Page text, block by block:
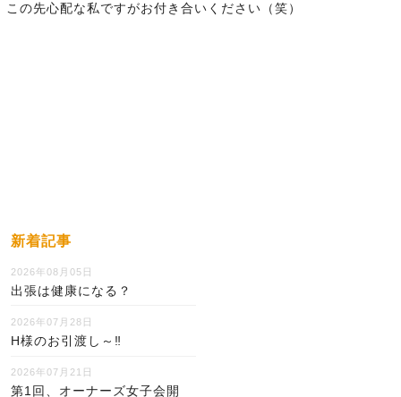
この先心配な私ですがお付き合いください（笑）
新着記事
2026年08月05日
出張は健康になる？
2026年07月28日
H様のお引渡し～‼
2026年07月21日
第1回、オーナーズ女子会開